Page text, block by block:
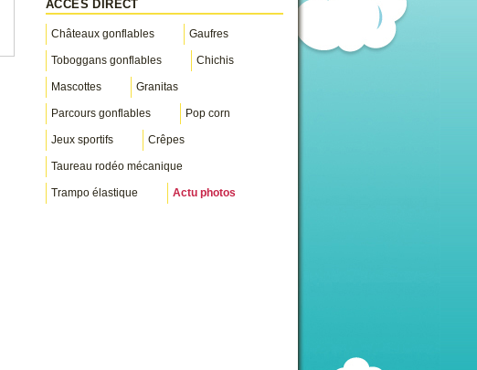
ACCÈS DIRECT
Châteaux gonflables Gaufres
Toboggans gonflables Chichis
Mascottes Granitas
Parcours gonflables Pop corn
Jeux sportifs Crêpes
Taureau rodéo mécanique
Trampo élastique Actu photos